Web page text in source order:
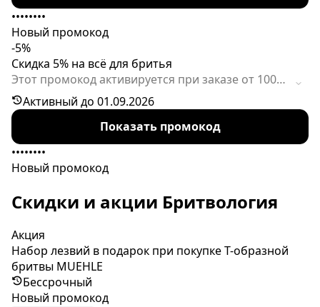
••••••••
Новый промокод
-5%
Скидка 5% на всё для бритья
Этот промокод активируется при заказе от 1000
рублей. Время действия специального
предложения ограничено.
Активный до 01.09.2026
Показать промокод
••••••••
Новый промокод
Скидки и акции Бритвология
Акция
Набор лезвий в подарок при покупке Т-образной
бритвы MUEHLE
Бессрочный
Новый промокод